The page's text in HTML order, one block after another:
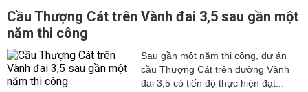
Cầu Thượng Cát trên Vành đai 3,5 sau gần một
năm thi công
Sau gần một năm thi công, dự án
cầu Thượng Cát trên đường Vành
đai 3,5 có tiến độ thực hiện đạt...